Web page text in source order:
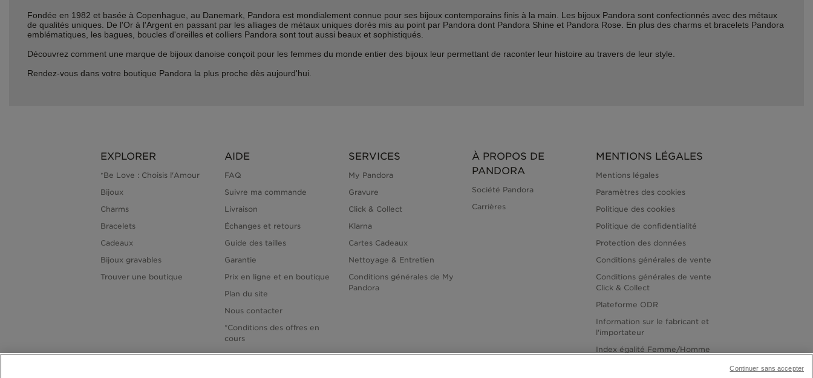
Fondée en 1982 et basée à Copenhague, au Danemark, Pandora est mondialement connue pour ses bijoux contemporains finis à la main. Les bijoux Pandora sont confectionnés avec des métaux
de qualités uniques. De l'Or à l'Argent en passant par les alliages de métaux uniques dorés mis au point par Pandora dont Pandora Shine et Pandora Rose. En plus des charms et bracelets Pandora
emblématiques, les bagues, boucles d'oreilles et colliers Pandora sont tout aussi beaux et sophistiqués.
Découvrez comment une marque de bijoux danoise conçoit pour les femmes du monde entier des bijoux leur permettant de raconter leur histoire au travers de leur style.
Rendez-vous dans votre boutique Pandora la plus proche dès aujourd'hui.
EXPLORER
*Be Love : Choisis l'Amour
Bijoux
Charms
Bracelets
Cadeaux
Bijoux gravables
Trouver une boutique
AIDE
FAQ
Suivre ma commande
Livraison
Échanges et retours
Guide des tailles
Garantie
Prix en ligne et en boutique
Plan du site
Nous contacter
*Conditions des offres en
cours
SERVICES
My Pandora
Gravure
Click & Collect
Klarna
Cartes Cadeaux
Nettoyage & Entretien
Conditions générales de My
Pandora
À PROPOS DE
PANDORA
Société Pandora
Carrières
MENTIONS LÉGALES
Mentions légales
Paramètres des cookies
Politique des cookies
Politique de confidentialité
Protection des données
Conditions générales de vente
Conditions générales de vente
Click & Collect
Plateforme ODR
Information sur le fabricant et
l'importateur
Index égalité Femme/Homme
Continuer sans accepter